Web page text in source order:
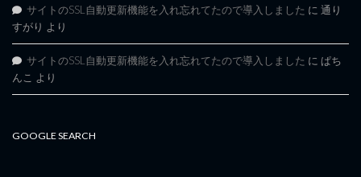
サイトのSSL自動更新機能を入れ忘れてたので導入しました に 通り
すがり より
サイトのSSL自動更新機能を入れ忘れてたので導入しました に ぱち
んこ より
GOOGLE SEARCH